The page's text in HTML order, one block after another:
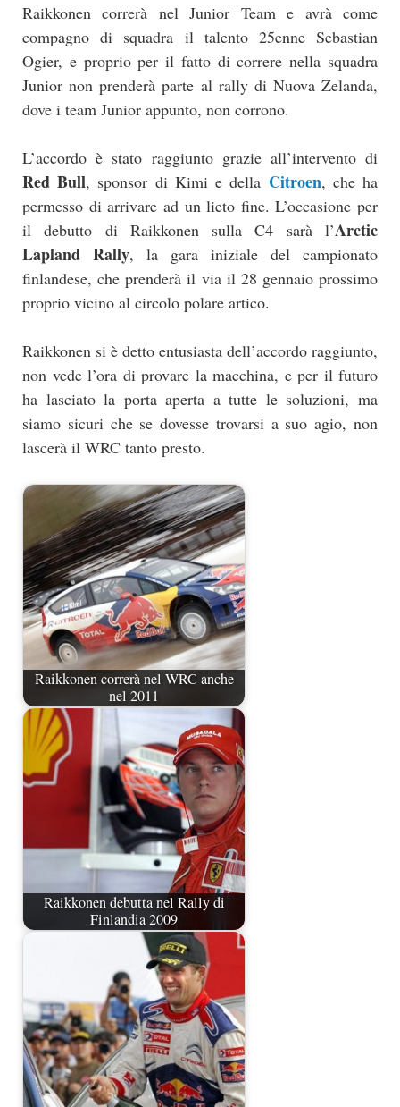
Raikkonen correrà nel Junior Team e avrà come
compagno di squadra il talento 25enne Sebastian
Ogier, e proprio per il fatto di correre nella squadra
Junior non prenderà parte al rally di Nuova Zelanda,
dove i team Junior appunto, non corrono.
L’accordo è stato raggiunto grazie all’intervento di
Red Bull, sponsor di Kimi e della Citroen, che ha
permesso di arrivare ad un lieto fine. L’occasione per
il debutto di Raikkonen sulla C4 sarà l’Arctic
Lapland Rally, la gara iniziale del campionato
finlandese, che prenderà il via il 28 gennaio prossimo
proprio vicino al circolo polare artico.
Raikkonen si è detto entusiasta dell’accordo raggiunto,
non vede l’ora di provare la macchina, e per il futuro
ha lasciato la porta aperta a tutte le soluzioni, ma
siamo sicuri che se dovesse trovarsi a suo agio, non
lascerà il WRC tanto presto.
Raikkonen correrà nel WRC anche
nel 2011
Raikkonen debutta nel Rally di
Finlandia 2009